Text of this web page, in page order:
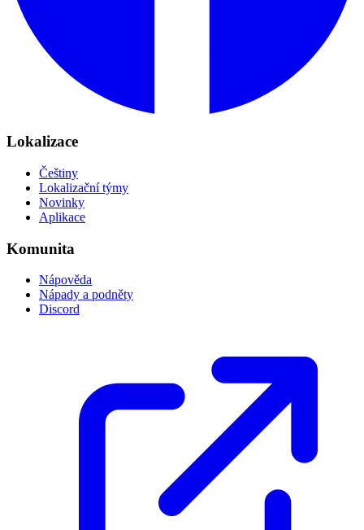
Lokalizace
Češtiny
Lokalizační týmy
Novinky
Aplikace
Komunita
Nápověda
Nápady a podněty
Discord